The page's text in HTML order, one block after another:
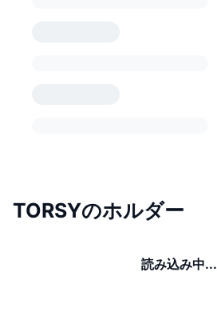
TORSYのホルダー
読み込み中...